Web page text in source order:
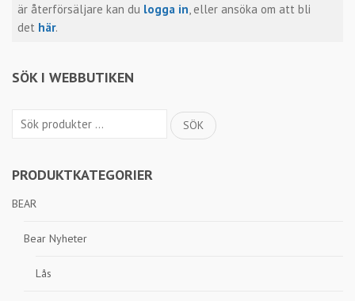
är återförsäljare kan du logga in, eller ansöka om att bli
det här.
SÖK I WEBBUTIKEN
Sök
SÖK
PRODUKTKATEGORIER
BEAR
Bear Nyheter
Lås